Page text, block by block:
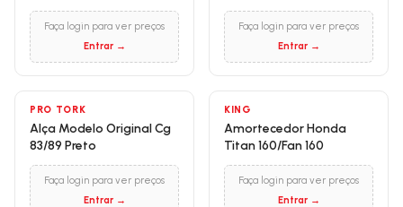
Faça login para ver preços
Entrar →
Faça login para ver preços
Entrar →
PRO TORK
Alça Modelo Original Cg
83/89 Preto
Faça login para ver preços
Entrar →
KING
Amortecedor Honda
Titan 160/Fan 160
Faça login para ver preços
Entrar →